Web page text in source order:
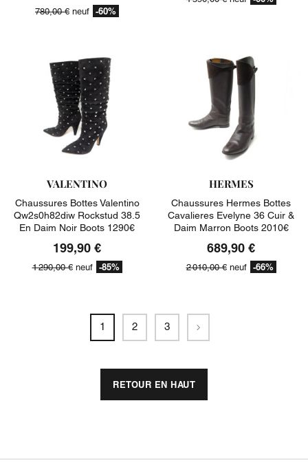
780,00 € neuf -60%
VALENTINO
Chaussures Bottes Valentino
Qw2s0h82diw Rockstud 38.5
En Daim Noir Boots 1290€
199,90 €
1 290,00 €neuf -85%
HERMES
Chaussures Hermes Bottes
Cavalieres Evelyne 36 Cuir &
Daim Marron Boots 2010€
689,90 €
2 010,00 €neuf -66%
1 2 3 Suivant
RETOUR EN HAUT